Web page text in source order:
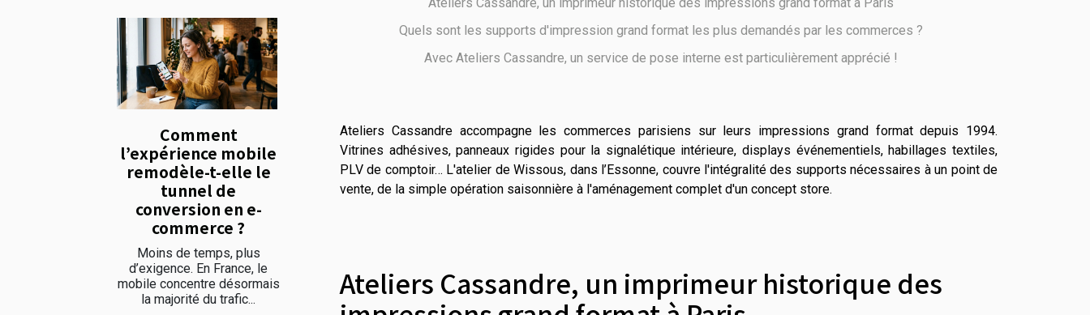
Comment
l’expérience mobile
remodèle-t-elle le
tunnel de
conversion en e-
commerce ?
Moins de temps, plus
d’exigence. En France, le
mobile concentre désormais
la majorité du trafic...
Quels sont les supports d'impression grand format les plus demandés par les commerces ?
Avec Ateliers Cassandre, un service de pose interne est particulièrement apprécié !
Ateliers Cassandre accompagne les commerces parisiens sur leurs impressions grand format depuis 1994.
Vitrines adhésives, panneaux rigides pour la signalétique intérieure, displays événementiels, habillages textiles,
PLV de comptoir… L'atelier de Wissous, dans l’Essonne, couvre l'intégralité des supports nécessaires à un point de
vente, de la simple opération saisonnière à l'aménagement complet d'un concept store.
Ateliers Cassandre, un imprimeur historique des